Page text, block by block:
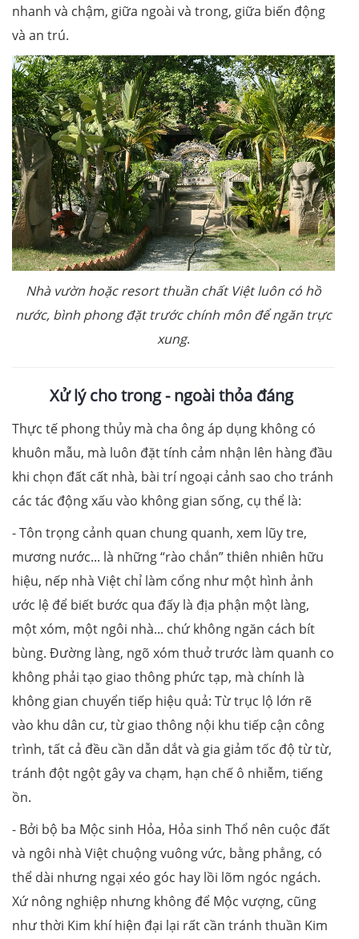
nhanh và chậm, giữa ngoài và trong, giữa biến động
và an trú.
Nhà vườn hoặc resort thuần chất Việt luôn có hồ
nước, bình phong đặt trước chính môn để ngăn trực
xung.
Xử lý cho trong - ngoài thỏa đáng
Thực tế phong thủy mà cha ông áp dụng không có
khuôn mẫu, mà luôn đặt tính cảm nhận lên hàng đầu
khi chọn đất cất nhà, bài trí ngoại cảnh sao cho tránh
các tác động xấu vào không gian sống, cụ thể là:
- Tôn trọng cảnh quan chung quanh, xem lũy tre,
mương nước... là những “rào chắn” thiên nhiên hữu
hiệu, nếp nhà Việt chỉ làm cổng như một hình ảnh
ước lệ để biết bước qua đấy là địa phận một làng,
một xóm, một ngôi nhà... chứ không ngăn cách bít
bùng. Đường làng, ngõ xóm thuở trước làm quanh co
không phải tạo giao thông phức tạp, mà chính là
không gian chuyển tiếp hiệu quả: Từ trục lộ lớn rẽ
vào khu dân cư, từ giao thông nội khu tiếp cận công
trình, tất cả đều cần dẫn dắt và gia giảm tốc độ từ từ,
tránh đột ngột gây va chạm, hạn chế ô nhiễm, tiếng
ồn.
- Bởi bộ ba Mộc sinh Hỏa, Hỏa sinh Thổ nên cuộc đất
và ngôi nhà Việt chuộng vuông vức, bằng phẳng, có
thể dài nhưng ngại xéo góc hay lồi lõm ngóc ngách.
Xứ nông nghiệp nhưng không để Mộc vượng, cũng
như thời Kim khí hiện đại lại rất cần tránh thuần Kim